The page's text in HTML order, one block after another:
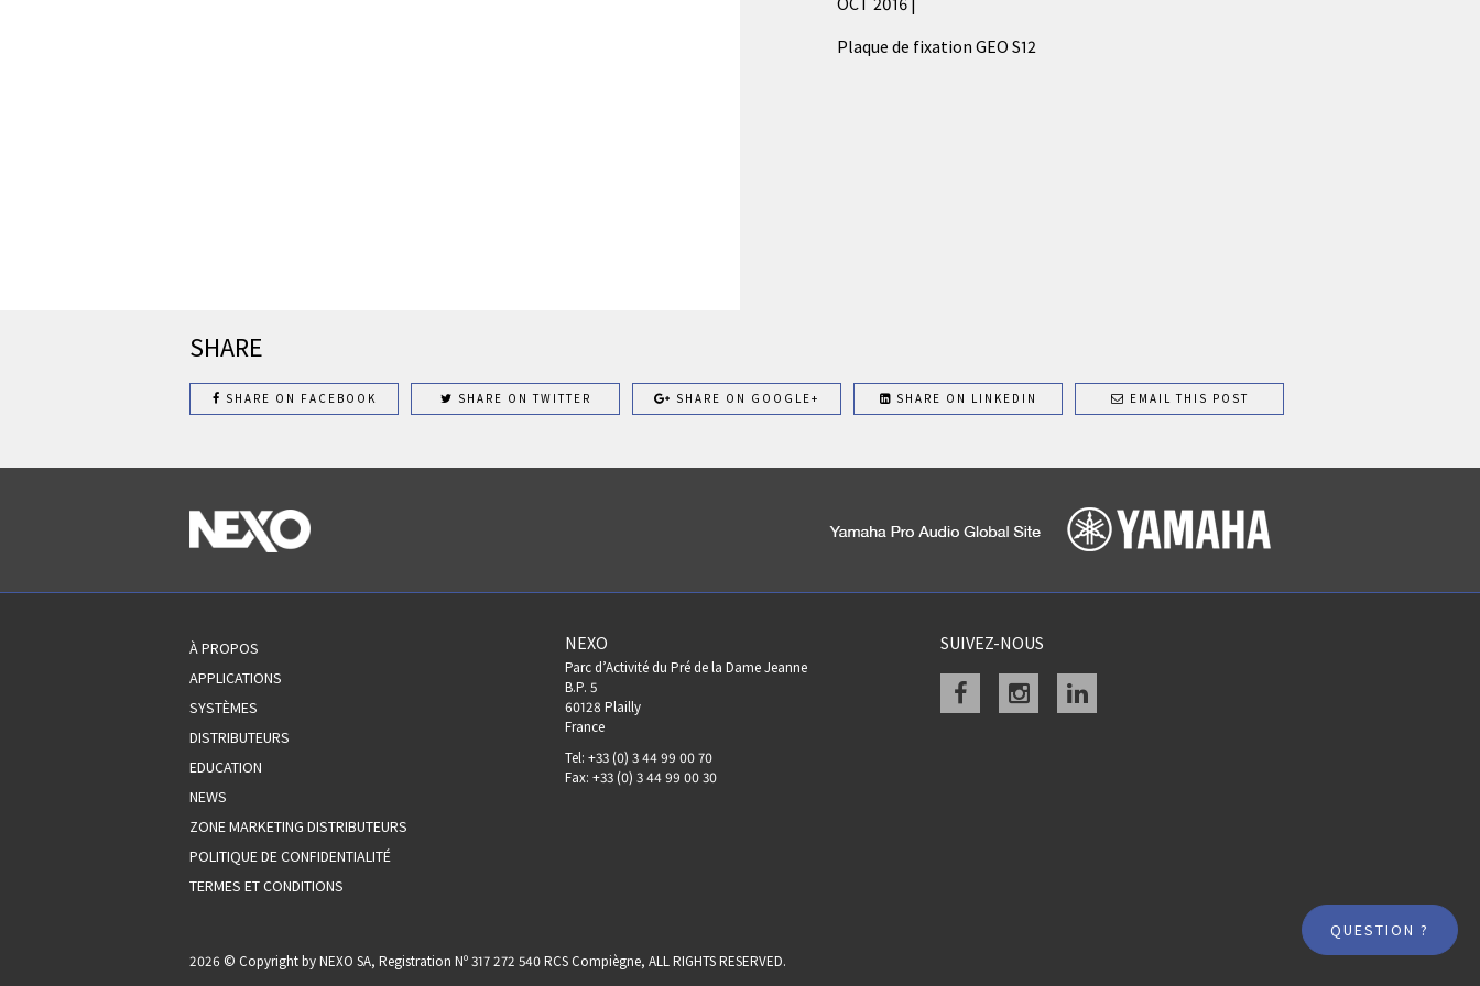
QUESTION ?
Plaque de fixation GEO S12
SHARE
SHARE ON FACEBOOK SHARE ON TWITTER SHARE ON GOOGLE+ SHARE ON LINKEDIN EMAIL THIS POST
À PROPOS
APPLICATIONS
SYSTÈMES
DISTRIBUTEURS
EDUCATION
NEWS
ZONE MARKETING DISTRIBUTEURS
POLITIQUE DE CONFIDENTIALITÉ
TERMES ET CONDITIONS
NEXO
Parc d’Activité du Pré de la Dame Jeanne
B.P. 5
60128 Plailly
France
Tel: +33 (0) 3 44 99 00 70
Fax: +33 (0) 3 44 99 00 30
SUIVEZ-NOUS
Facebookinstagramlinkedin
2026 © Copyright by NEXO SA, Registration Nº 317 272 540 RCS Compiègne, ALL RIGHTS RESERVED.